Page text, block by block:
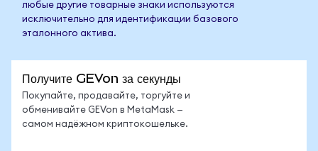
любые другие товарные знаки используются
исключительно для идентификации базового
эталонного актива.
Получите GEVon за секунды
Покупайте, продавайте, торгуйте и
обменивайте GEVon в MetaMask —
самом надёжном криптокошельке.